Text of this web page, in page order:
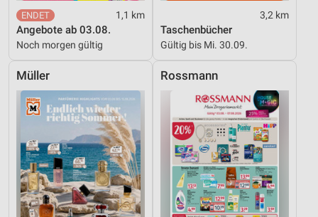
1,1 km
Angebote ab 03.08.
Noch morgen gültig
3,2 km
Taschenbücher
Gültig bis Mi. 30.09.
Müller Rossmann